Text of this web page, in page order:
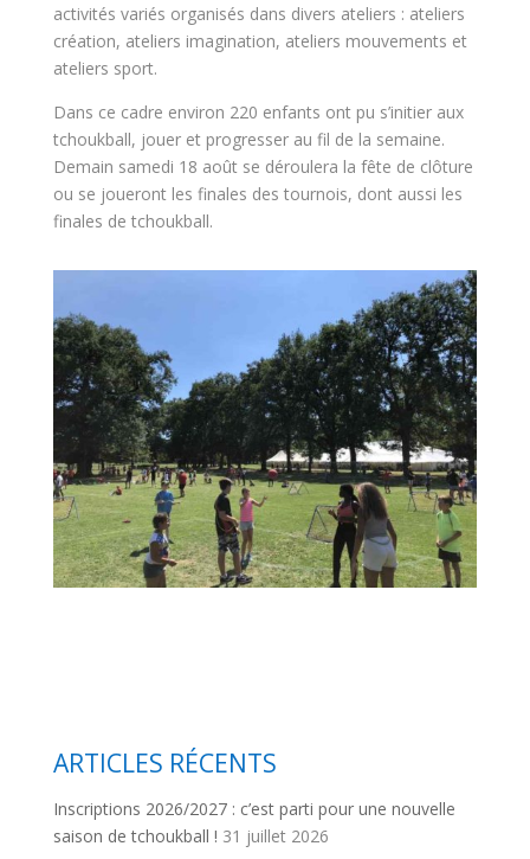
activités variés organisés dans divers ateliers : ateliers
création, ateliers imagination, ateliers mouvements et
ateliers sport.
Dans ce cadre environ 220 enfants ont pu s’initier aux
tchoukball, jouer et progresser au fil de la semaine.
Demain samedi 18 août se déroulera la fête de clôture
ou se joueront les finales des tournois, dont aussi les
finales de tchoukball.
ARTICLES RÉCENTS
Inscriptions 2026/2027 : c’est parti pour une nouvelle
saison de tchoukball ! 31 juillet 2026